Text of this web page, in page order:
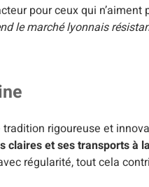
pour ceux qui
le marché lyonnais
tradition rigoureuse et
claires et ses transports à
régularité, tout cela